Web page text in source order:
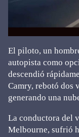
El piloto, un
autopista como
descendió
Camry, rebotó dos
generando una
La conductora del
Melbourne, sufrió